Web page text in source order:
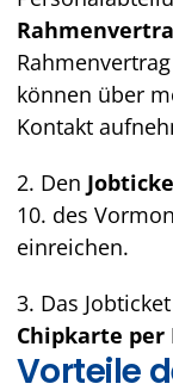
können über
Kontakt
2. Den
10. des
einreichen.
3. Das
Chipkarte per
Vorteile